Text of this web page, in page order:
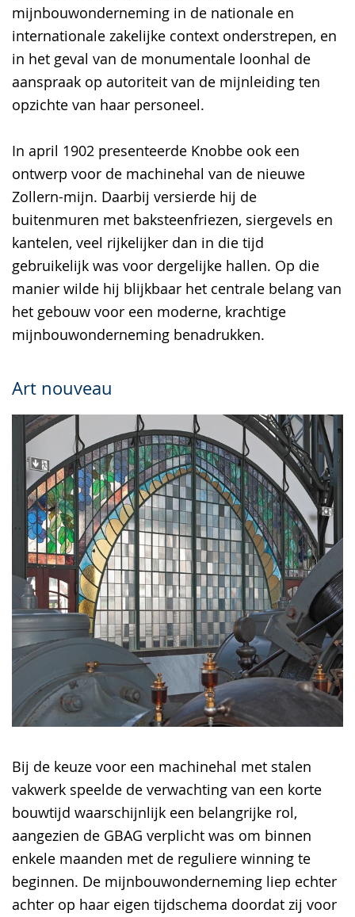
mijnbouwonderneming in de nationale en
internationale zakelijke context onderstrepen, en
in het geval van de monumentale loonhal de
aanspraak op autoriteit van de mijnleiding ten
opzichte van haar personeel.
In april 1902 presenteerde Knobbe ook een
ontwerp voor de machinehal van de nieuwe
Zollern-mijn. Daarbij versierde hij de
buitenmuren met baksteenfriezen, siergevels en
kantelen, veel rijkelijker dan in die tijd
gebruikelijk was voor dergelijke hallen. Op die
manier wilde hij blijkbaar het centrale belang van
het gebouw voor een moderne, krachtige
mijnbouwonderneming benadrukken.
Art nouveau
Bij de keuze voor een machinehal met stalen
vakwerk speelde de verwachting van een korte
bouwtijd waarschijnlijk een belangrijke rol,
aangezien de GBAG verplicht was om binnen
enkele maanden met de reguliere winning te
beginnen. De mijnbouwonderneming liep echter
achter op haar eigen tijdschema doordat zij voor